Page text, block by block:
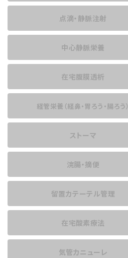
点滴・静脈注射
中心静脈栄養
在宅腹膜透析
経管栄養 （経鼻・胃ろう・腸ろう）
ストーマ
浣腸・摘便
留置カテーテル管理
在宅酸素療法
気管カニューレ